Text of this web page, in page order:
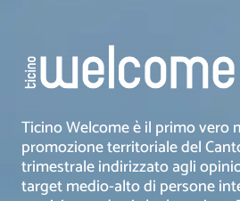
Ticino Welcome è il primo vero
promozione territoriale del
trimestrale indirizzato agli
target medio-alto di persone